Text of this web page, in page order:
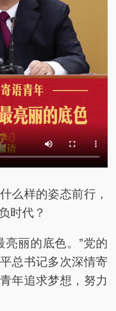
么样的姿态前行，
时代？
亮丽的底色。”党的
总书记多次深情寄
年追求梦想，努力